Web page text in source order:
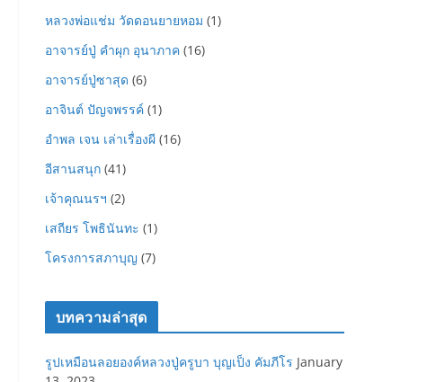
หลวงพ่อแช่ม วัดดอนยายหอม (1)
อาจารย์ปู่ คำผุก อุนาภาค (16)
อาจารย์ปู่ซาสุด (6)
อาจินต์ ปัญจพรรค์ (1)
อำพล เจน เล่าเรื่องผี (16)
อีสานสนุก (41)
เจ้าคุณนรฯ (2)
เสถียร โพธินันทะ (1)
โครงการสภาบุญ (7)
บทความล่าสุด
รูปเหมือนลอยองค์หลวงปู่ครูบา บุญเป็ง คัมภีโร January